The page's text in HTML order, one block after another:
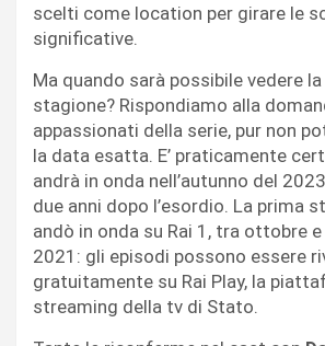
scelti come location per girare le
significative.
Ma quando sarà possibile vedere
stagione? Rispondiamo alla
appassionati della serie, pur non
la data esatta. E’ praticamente
andrà in onda nell’autunno del
due anni dopo l’esordio. La prima
andò in onda su Rai 1, tra ottobre
2021: gli episodi possono essere
gratuitamente su Rai Play, la
streaming della tv di Stato.